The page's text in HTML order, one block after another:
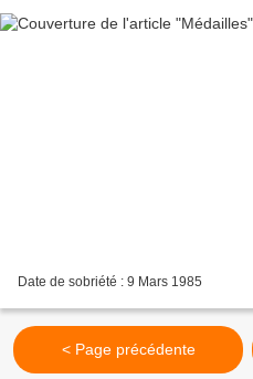
Date de sobriété : 9 Mars 1985
< Page précédente